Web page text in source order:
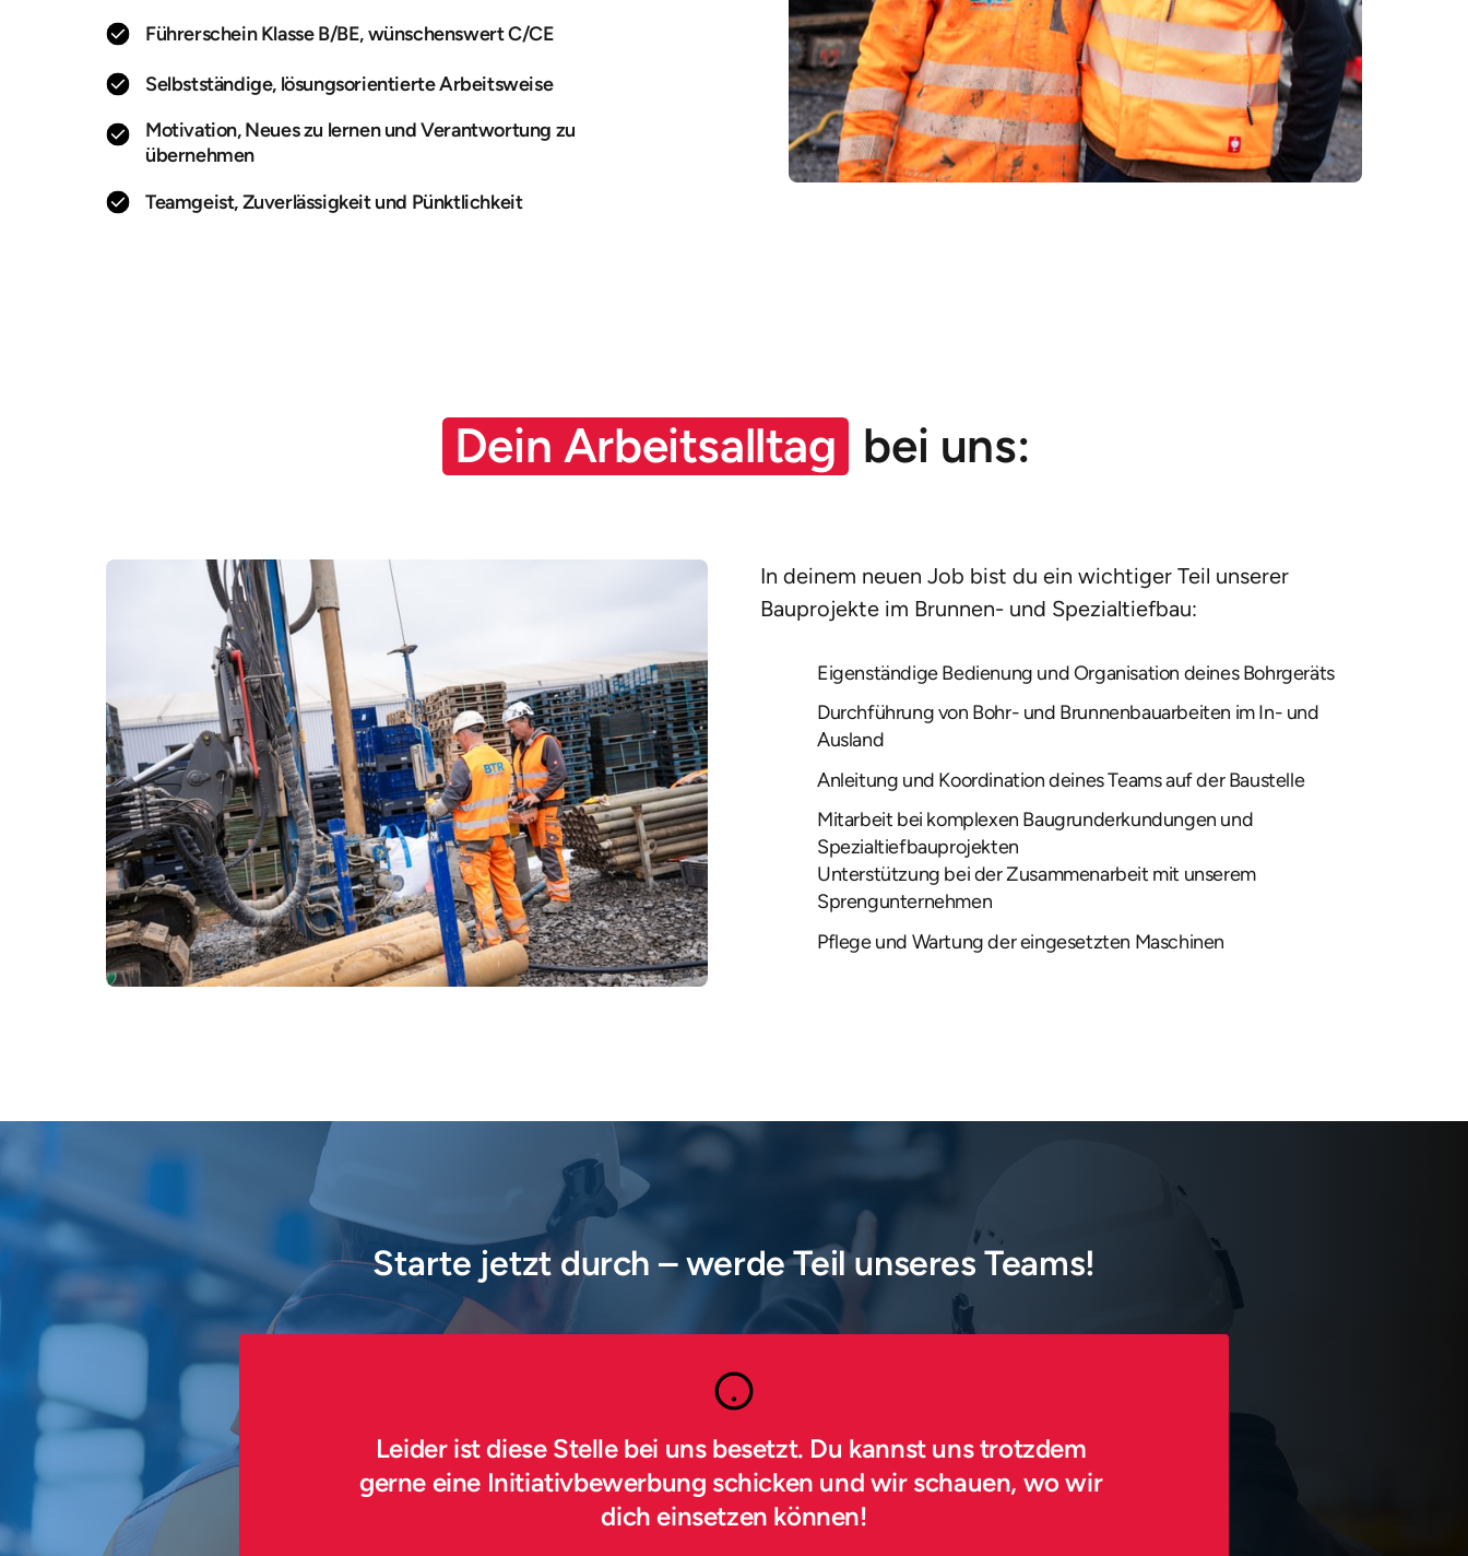
Führerschein Klasse B/BE, wünschenswert C/CE
Selbstständige, lösungsorientierte Arbeitsweise
Motivation, Neues zu lernen und Verantwortung zu
übernehmen
Teamgeist, Zuverlässigkeit und Pünktlichkeit
Dein Arbeitsalltag bei uns:
In deinem neuen Job bist du ein wichtiger Teil unserer
Bauprojekte im Brunnen- und Spezialtiefbau:
Eigenständige Bedienung und Organisation deines Bohrgeräts
Durchführung von Bohr- und Brunnenbauarbeiten im In- und
Ausland
Anleitung und Koordination deines Teams auf der Baustelle
Mitarbeit bei komplexen Baugrunderkundungen und
Spezialtiefbauprojekten
Unterstützung bei der Zusammenarbeit mit unserem
Sprengunternehmen
Pflege und Wartung der eingesetzten Maschinen
Starte jetzt durch – werde Teil unseres Teams!
Leider ist diese Stelle bei uns besetzt. Du kannst uns trotzdem
gerne eine Initiativbewerbung schicken und wir schauen, wo wir
dich einsetzen können!